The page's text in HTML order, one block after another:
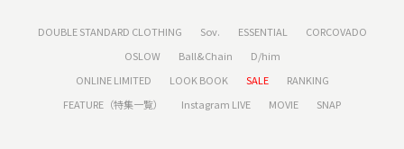
DOUBLE STANDARD CLOTHING Sov. ESSENTIAL
CORCOVADO
OSLOW
Ball&Chain
D/him
ONLINE LIMITED
LOOK BOOK SALE
RANKING
FEATURE（特集一覧）
Instagram LIVE MOVIE SNAP